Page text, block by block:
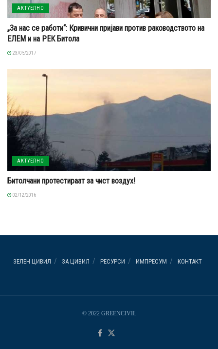
АКТУЕЛНО
„За нас се работи“: Кривични пријави против раководството на
ЕЛЕМ и на РЕК Битола
23/05/2017
АКТУЕЛНО
Битолчани протестираат за чист воздух!
02/12/2016
ЗЕЛЕН ЦИВИЛ ЗА ЦИВИЛ РЕСУРСИ ИМПРЕСУМ КОНТАКТ
© 2022 GREENCIVIL